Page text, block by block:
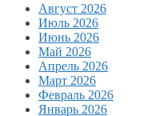
Август 2026
Июль 2026
Июнь 2026
Май 2026
Апрель 2026
Март 2026
Февраль 2026
Январь 2026